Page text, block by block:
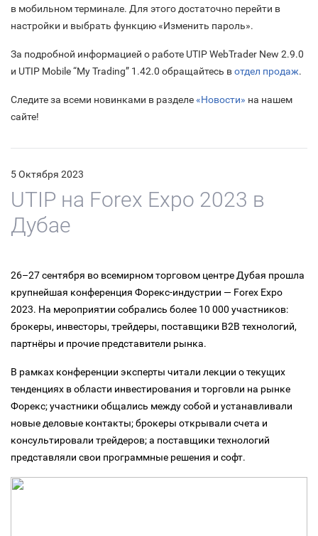
в мобильном терминале. Для этого достаточно перейти в
настройки и выбрать функцию «Изменить пароль».
За подробной информацией о работе UTIP WebTrader New 2.9.0
и UTIP Mobile “My Trading” 1.42.0 обращайтесь вотдел продаж.
Следите за всеми новинками в разделе«Новости» на нашем
сайте!
5 Октября 2023
UTIP на Forex Expo 2023 в
Дубае
26–27 сентября во всемирном торговом центре Дубая прошла
крупнейшая конференция Форекс-индустрии — Forex Expo
2023. На мероприятии собрались более 10 000 участников:
брокеры, инвесторы, трейдеры, поставщики B2B технологий,
партнёры и прочие представители рынка.
В рамках конференции эксперты читали лекции о текущих
тенденциях в области инвестирования и торговли на рынке
Форекс; участники общались между собой и устанавливали
новые деловые контакты; брокеры открывали счета и
консультировали трейдеров; а поставщики технологий
представляли свои программные решения и софт.